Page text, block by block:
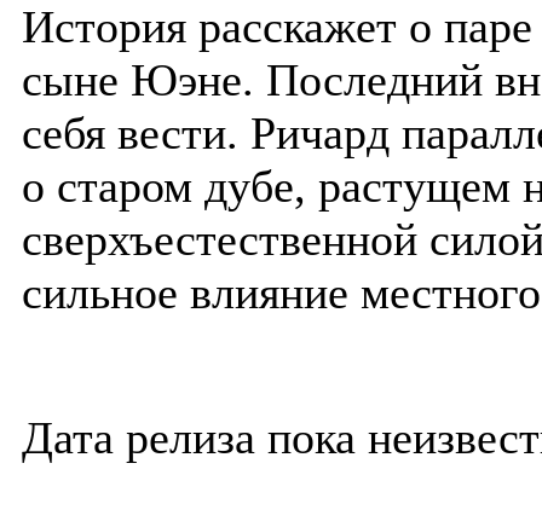
История расскажет о
сыне Юэне. Последний
себя вести. Ричард
о старом дубе, растущем
сверхъестественной
сильное влияние
Дата релиза пока